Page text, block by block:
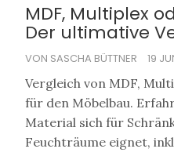
MDF, Multiplex
Der ultimative
Möbelbau
VON SASCHA BÜTTNER 19
Vergleich von MDF,
für den Möbelbau.
Material sich für
Feuchträume eignet,